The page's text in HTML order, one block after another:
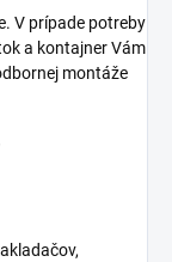
V prípade potreby
a kontajner Vám
montáže